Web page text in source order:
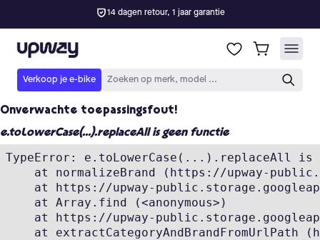
Onverwachte toepassingsfout!
e.toLowerCase(...).replaceAll is geen functie
TypeError: e.toLowerCase(...).replaceAll
at normalizeBrand (https://upway-
at https://upway-
    at Array.find (<anonymous>)
at https://upway-
at extractCategoryAndBrandFromUrlPath